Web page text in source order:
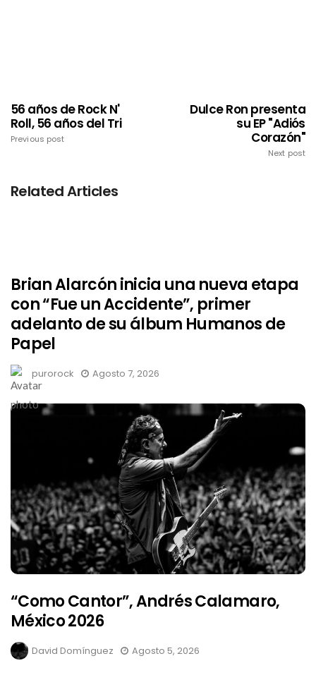
56 años de Rock N'
Roll, 56 años del Tri
Previous post
Dulce Ron presenta
su EP "Adiós
Corazón"
Next post
Related Articles
Brian Alarcón inicia una nueva etapa
con “Fue un Accidente”, primer
adelanto de su álbum Humanos de
Papel
purorock Agosto 7, 2026
“Como Cantor”, Andrés Calamaro,
México 2026
David Domínguez Agosto 5, 2026